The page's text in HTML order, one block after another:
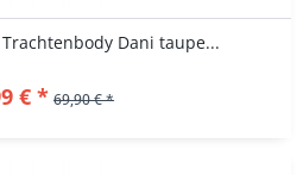
Dani taupe...
€ * 69,90 € *